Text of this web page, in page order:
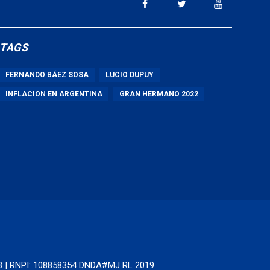
TAGS
FERNANDO BÁEZ SOSA LUCIO DUPUY
INFLACION EN ARGENTINA GRAN HERMANO 2022
RNPI: 108858354 DNDA#MJ RL 2019